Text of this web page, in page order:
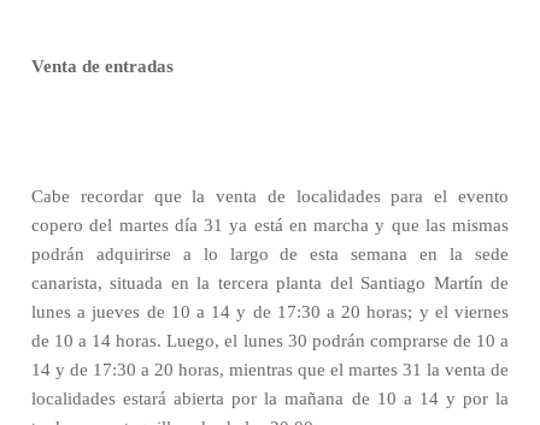
Venta de entradas
Cabe recordar que la venta de localidades para el evento
copero del martes día 31 ya está en marcha y que las mismas
podrán adquirirse a lo largo de esta semana en la sede
canarista, situada en la tercera planta del Santiago Martín de
lunes a jueves de 10 a 14 y de 17:30 a 20 horas; y el viernes
de 10 a 14 horas. Luego, el lunes 30 podrán comprarse de 10 a
14 y de 17:30 a 20 horas, mientras que el martes 31 la venta de
localidades estará abierta por la mañana de 10 a 14 y por la